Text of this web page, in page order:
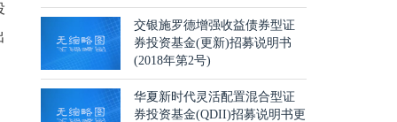
交银施罗德增强收益债券型证
券投资基金(更新)招募说明书
(2018年第2号)
华夏新时代灵活配置混合型证
券投资基金(QDII)招募说明书更